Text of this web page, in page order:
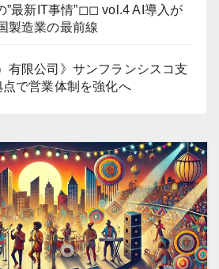
最新IT事情”◻︎◻︎ vol.4 AI導入が
製造業の最前線
有限公司》サンフランシスコ支
で営業体制を強化へ